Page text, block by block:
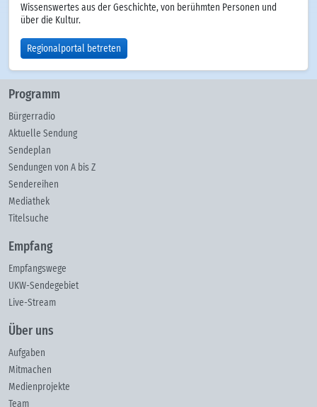
Wissenswertes aus der Geschichte, von berühmten Personen und
über die Kultur.
Regionalportal betreten
Programm
Bürgerradio
Aktuelle Sendung
Sendeplan
Sendungen von A bis Z
Sendereihen
Mediathek
Titelsuche
Empfang
Empfangswege
UKW-Sendegebiet
Live-Stream
Über uns
Aufgaben
Mitmachen
Medienprojekte
Team